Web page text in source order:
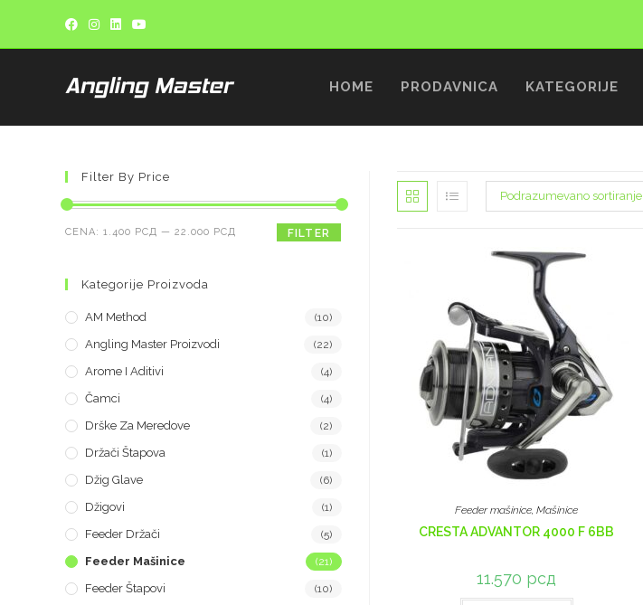
HOME PRODAVNICA KATEGORIJE
Podrazumevano sortiranje
Feeder mašinice,Mašinice
CRESTA ADVANTOR 4000 F 6BB
11.570 рсд
Filter By Price
FILTER
CENA: 1.400 РСД — 22.000 РСД
Kategorije Proizvoda
AM Method (10)
Angling Master Proizvodi (22)
Arome I Aditivi (4)
Čamci (4)
Drške Za Meredove (2)
Držači Štapova (1)
Džig Glave (6)
Džigovi (1)
Feeder Držači (5)
Feeder Mašinice (21)
Feeder Štapovi (10)